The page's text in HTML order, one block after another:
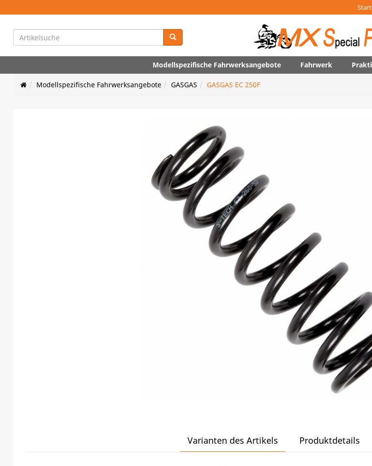
Start
Modellspezifische Fahrwerksangebote Fahrwerk
Modellspezifische Fahrwerksangebote GASGAS GASGAS EC 250F
Varianten des Artikels Produktdetails